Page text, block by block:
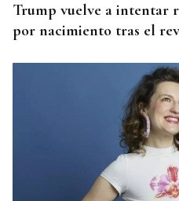
Trump vuelve a intentar
por nacimiento tras el